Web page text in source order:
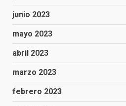
junio 2023
mayo 2023
abril 2023
marzo 2023
febrero 2023